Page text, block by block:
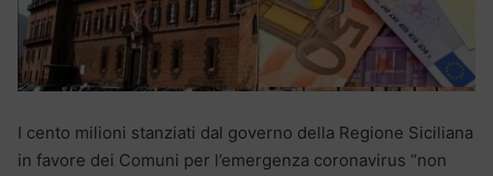
I cento milioni stanziati dal governo della Regione Siciliana
in favore dei Comuni per l’emergenza coronavirus “non